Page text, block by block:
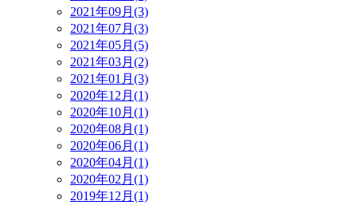
2021年09月(3)
2021年07月(3)
2021年05月(5)
2021年03月(2)
2021年01月(3)
2020年12月(1)
2020年10月(1)
2020年08月(1)
2020年06月(1)
2020年04月(1)
2020年02月(1)
2019年12月(1)